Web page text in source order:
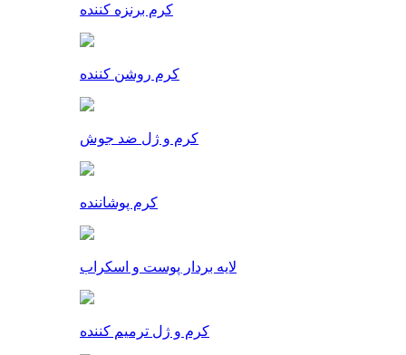
کرم برنزه کننده
کرم روشن کننده
کرم و ژل ضد جوش
کرم پوشاننده
لایه بردار پوست و اسکراب
کرم و ژل ترمیم کننده